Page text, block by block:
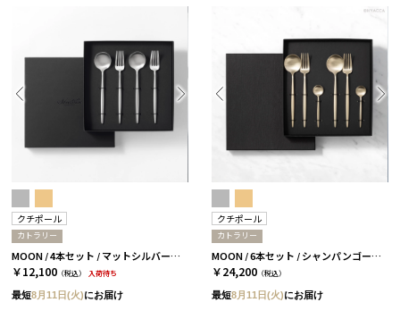
クチポール
カトラリー
MOON / 4本セット / マットシルバー［クチポール］
￥12,100 （税込） 入荷待ち
最短8月11日(火)にお届け
クチポール
カトラリー
MOON / 6本セット / シャンパンゴールド［クチポール］
￥24,200 （税込）
最短8月11日(火)にお届け